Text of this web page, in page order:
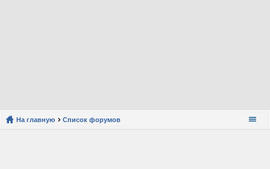
На главную Список форумов